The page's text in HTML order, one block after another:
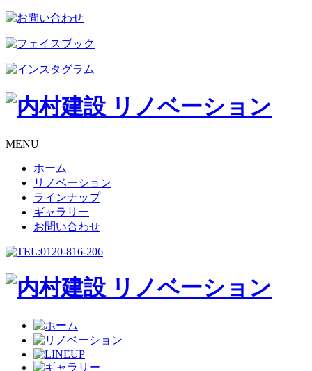
MENU
ホーム
リノベーション
ラインナップ
ギャラリー
お問い合わせ